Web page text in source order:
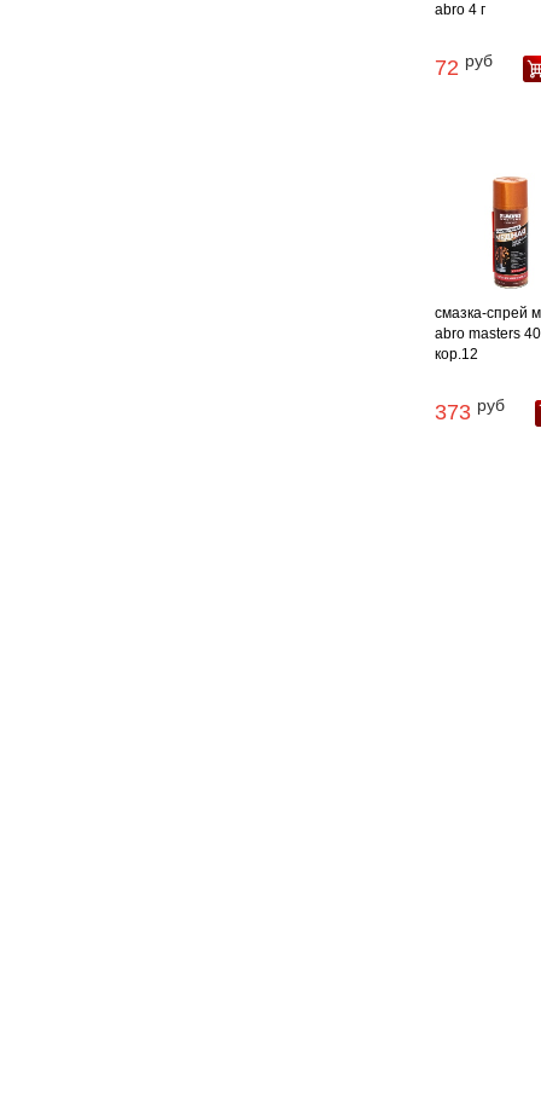
abro 4 г
72 руб
смазка-спрей
abro masters
кор.12
373 руб